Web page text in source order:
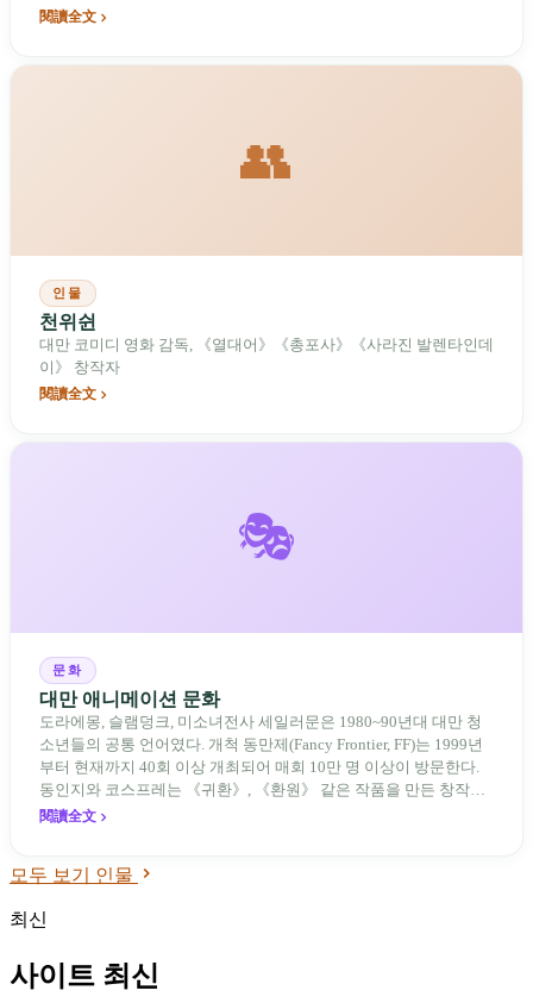
이베이 아레나 10회 공연을 진행했다. 2024년 12월 타이베이 돔
閱讀全文
👥
인물
천위쉰
대만 코미디 영화 감독, 《열대어》《총포사》《사라진 발렌타인데
이》 창작자
閱讀全文
🎭
문화
대만 애니메이션 문화
도라에몽, 슬램덩크, 미소녀전사 세일러문은 1980~90년대 대만 청
소년들의 공통 언어였다. 개척 동만제(Fancy Frontier, FF)는 1999년
부터 현재까지 40회 이상 개최되어 매회 10만 명 이상이 방문한다.
동인지와 코스프레는 《귀환》, 《환원》 같은 작품을 만든 창작자
들을 길렀다. 대만 애니메이션 문화는 외부 엔터테인먼트의 모방이
閱讀全文
모두 보기 인물
최신
사이트 최신